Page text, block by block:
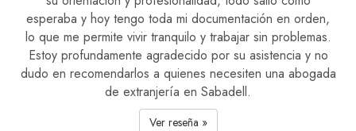
esperaba y hoy tengo toda mi documentación en orden,
lo que me permite vivir tranquilo y trabajar sin problemas.
Estoy profundamente agradecido por su asistencia y no
dudo en recomendarlos a quienes necesiten una abogada
de extranjería en Sabadell.
Ver reseña »